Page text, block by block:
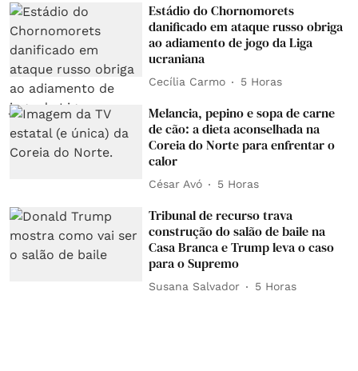
Estádio do Chornomorets
danificado em ataque russo obriga
ao adiamento de jogo da Liga
ucraniana
Cecília Carmo 5 Horas
Melancia, pepino e sopa de carne
de cão: a dieta aconselhada na
Coreia do Norte para enfrentar o
calor
César Avó 5 Horas
Tribunal de recurso trava
construção do salão de baile na
Casa Branca e Trump leva o caso
para o Supremo
Susana Salvador 5 Horas